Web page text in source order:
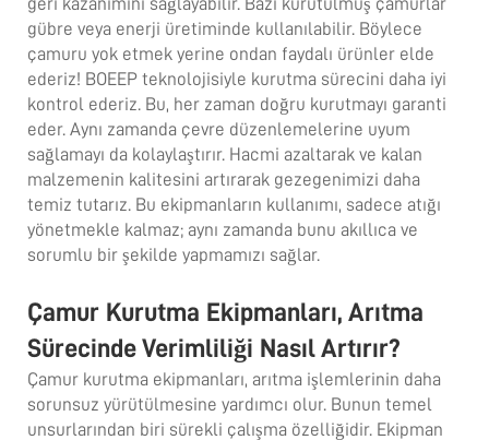
gübre veya enerji üretiminde kullanılabilir. Böylece
çamuru yok etmek yerine ondan faydalı ürünler elde
ederiz! BOEEP teknolojisiyle kurutma sürecini daha iyi
kontrol ederiz. Bu, her zaman doğru kurutmayı garanti
eder. Aynı zamanda çevre düzenlemelerine uyum
sağlamayı da kolaylaştırır. Hacmi azaltarak ve kalan
malzemenin kalitesini artırarak gezegenimizi daha
temiz tutarız. Bu ekipmanların kullanımı, sadece atığı
yönetmekle kalmaz; aynı zamanda bunu akıllıca ve
sorumlu bir şekilde yapmamızı sağlar.
Çamur Kurutma Ekipmanları, Arıtma
Sürecinde Verimliliği Nasıl Artırır?
Çamur kurutma ekipmanları, arıtma işlemlerinin daha
sorunsuz yürütülmesine yardımcı olur. Bunun temel
unsurlarından biri sürekli çalışma özelliğidir. Ekipman